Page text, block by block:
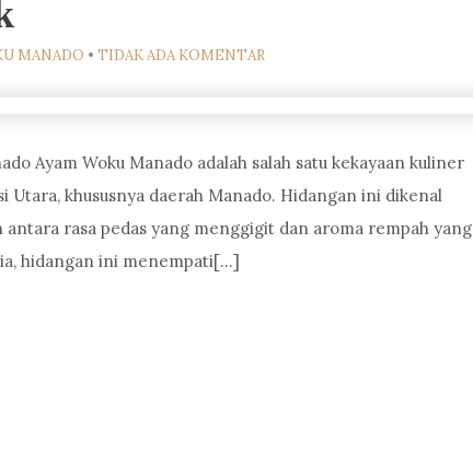
MANADO • TIDAK ADA KOMENTAR
Ayam Woku Manado adalah salah satu kekayaan kuliner
Utara, khususnya daerah Manado. Hidangan ini dikenal
rasa pedas yang menggigit dan aroma rempah yang
hidangan ini menempati[…]